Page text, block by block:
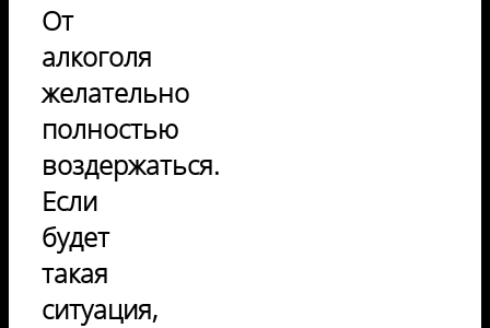
От
алкоголя
желательно
полностью
воздержаться.
Если
будет
такая
ситуация,